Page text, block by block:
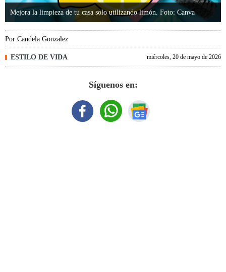
Mejora la limpieza de tu casa solo utilizando limón. Foto: Canva
ESTILO DE VIDA
Por Candela Gonzalez
miércoles, 20 de mayo de 2026
Síguenos en: